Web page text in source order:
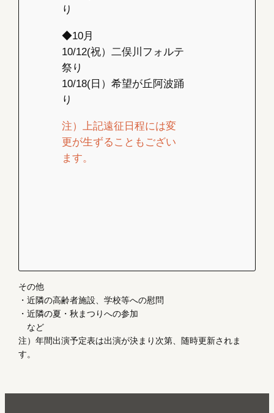
り
◆10月
10/12(祝）二俣川フォルテ
祭り
10/18(日）希望が丘阿波踊
り
注）上記遠征日程には変
更が生ずることもござい
ます。
その他
・近隣の高齢者施設、学校等への慰問
・近隣の夏・秋まつりへの参加
など
注）年間出演予定表は出演が決まり次第、随時更新されま
す。